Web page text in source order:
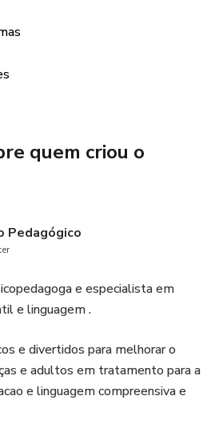
quem criou o
Pedagógico
e especialista em
e linguagem .
e divertidos para melhorar o
e adultos em tratamento para a
e linguagem compreensiva e